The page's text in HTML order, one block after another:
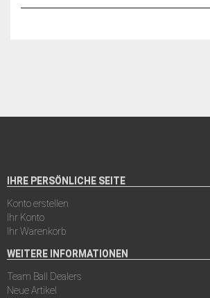
IHRE PERSÖNLICHE SEITE
Konto erstellen
Ihr Konto
Ihr Warenkorb
WEITERE INFORMATIONEN
Team Ball Dealers
Neue Artikel